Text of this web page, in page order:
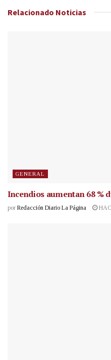
Relacionado Noticias
GENERAL
Incendios aumentan 68 %
por Redacción Diario La Página